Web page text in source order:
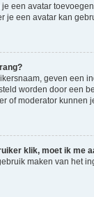
een avatar
je een avatar kan
geven een
worden door een
of moderator kunnen
klik, moet ik me
maken van het